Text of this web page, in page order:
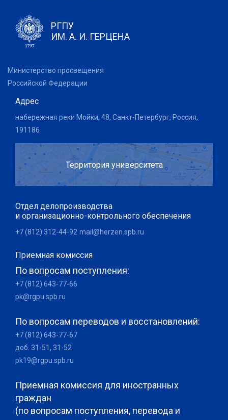
РГПУ
ИМ. А. И. ГЕРЦЕНА
Министерство просвещения
Российской Федерации
Адрес
набережная реки Мойки, 48, Санкт-Петербург, Россия,
191186
Территория университета
Отдел делопроизводства
и организационно-контрольного обеспечения
+7 (812) 312-44-92 mail@herzen.spb.ru
Приемная комиссия
По вопросам поступления:
+7 (812) 643-77-66
pk@rgpu.spb.ru
По вопросам переводов и восстановлений:
+7 (812) 643-77-67
доб. 31-51, 31-52
pk19@rgpu.spb.ru
Приемная комиссия для иностранных
граждан
(по вопросам поступления, перевода и